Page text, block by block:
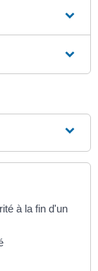
à la fin d'un